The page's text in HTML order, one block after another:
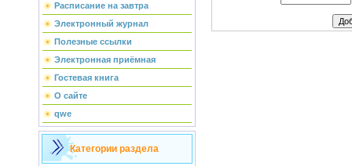
Расписание на завтра
Электронный журнал
Полезные ссылки
Электронная приёмная
Гостевая книга
О сайте
qwe
Категории раздела